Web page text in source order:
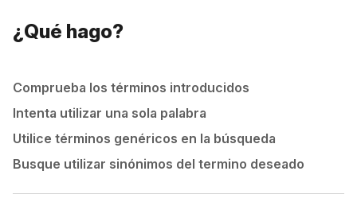
¿Qué hago?
Comprueba los términos introducidos
Intenta utilizar una sola palabra
Utilice términos genéricos en la búsqueda
Busque utilizar sinónimos del termino deseado